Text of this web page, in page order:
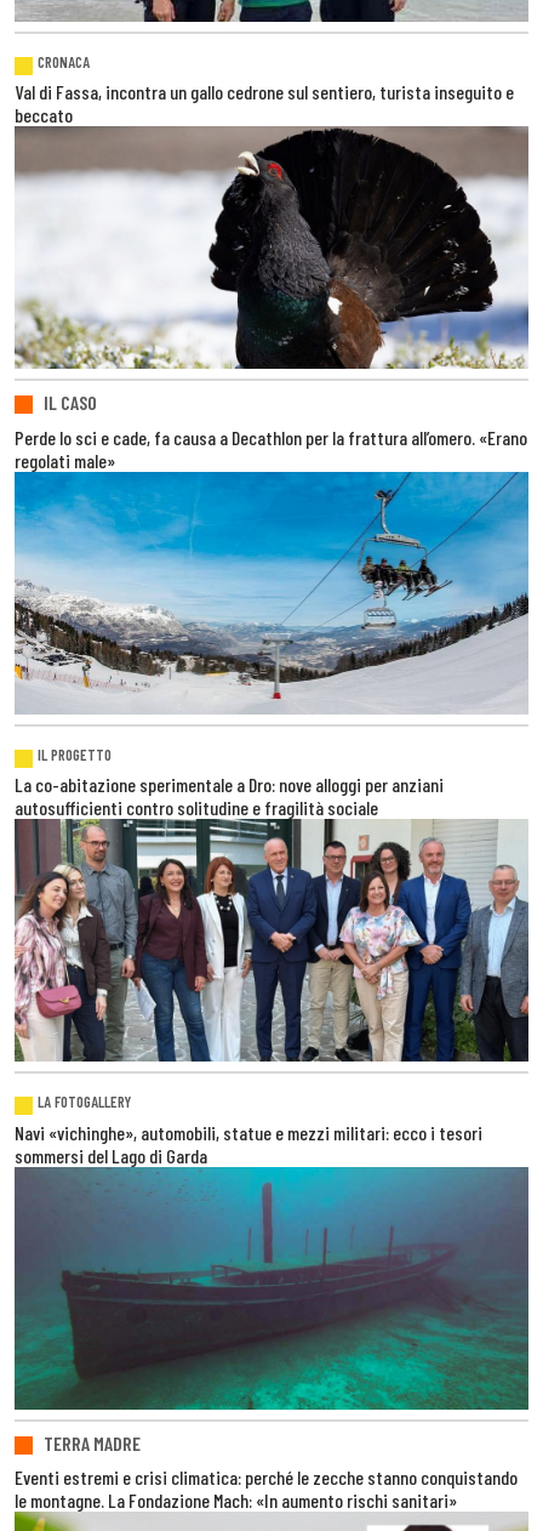
CRONACA
Val di Fassa, incontra un gallo cedrone sul sentiero, turista inseguito e
beccato
IL CASO
Perde lo sci e cade, fa causa a Decathlon per la frattura all’omero. «Erano
regolati male»
IL PROGETTO
La co-abitazione sperimentale a Dro: nove alloggi per anziani
autosufficienti contro solitudine e fragilità sociale
LA FOTOGALLERY
Navi «vichinghe», automobili, statue e mezzi militari: ecco i tesori
sommersi del Lago di Garda
TERRA MADRE
Eventi estremi e crisi climatica: perché le zecche stanno conquistando
le montagne. La Fondazione Mach: «In aumento rischi sanitari»